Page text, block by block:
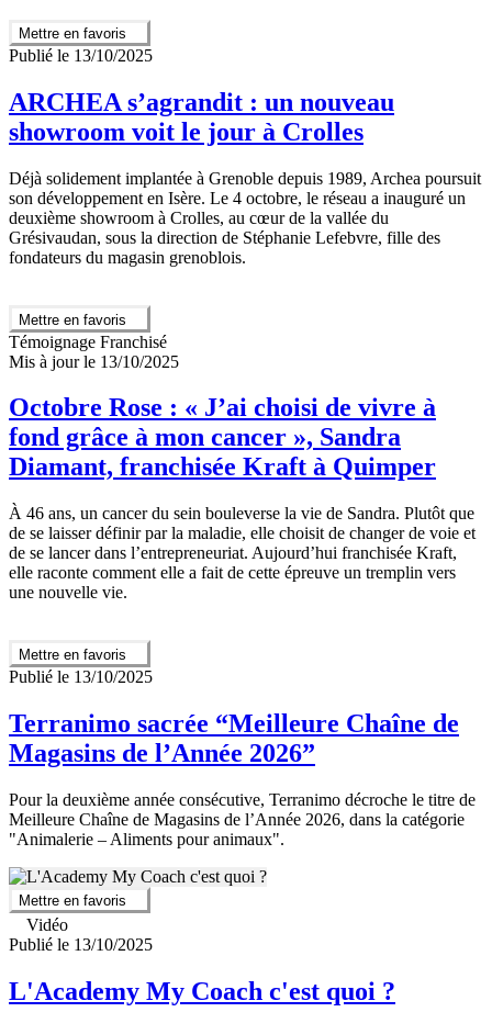
Mettre en favoris
Publié le 13/10/2025
ARCHEA s’agrandit : un nouveau
showroom voit le jour à Crolles
Déjà solidement implantée à Grenoble depuis 1989, Archea poursuit
son développement en Isère. Le 4 octobre, le réseau a inauguré un
deuxième showroom à Crolles, au cœur de la vallée du
Grésivaudan, sous la direction de Stéphanie Lefebvre, fille des
fondateurs du magasin grenoblois.
Mettre en favoris
Témoignage Franchisé
Mis à jour le 13/10/2025
Octobre Rose : « J’ai choisi de vivre à
fond grâce à mon cancer », Sandra
Diamant, franchisée Kraft à Quimper
À 46 ans, un cancer du sein bouleverse la vie de Sandra. Plutôt que
de se laisser définir par la maladie, elle choisit de changer de voie et
de se lancer dans l’entrepreneuriat. Aujourd’hui franchisée Kraft,
elle raconte comment elle a fait de cette épreuve un tremplin vers
une nouvelle vie.
Mettre en favoris
Publié le 13/10/2025
Terranimo sacrée “Meilleure Chaîne de
Magasins de l’Année 2026”
Pour la deuxième année consécutive, Terranimo décroche le titre de
Meilleure Chaîne de Magasins de l’Année 2026, dans la catégorie
"Animalerie – Aliments pour animaux".
Mettre en favoris
Vidéo
Publié le 13/10/2025
L'Academy My Coach c'est quoi ?